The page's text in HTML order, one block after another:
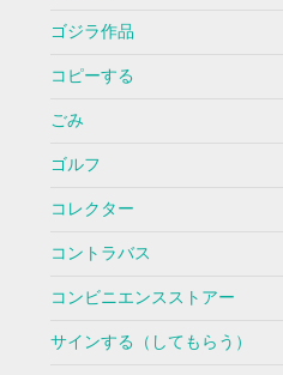
ゴジラ作品
コピーする
ごみ
ゴルフ
コレクター
コントラバス
コンビニエンスストアー
サインする（してもらう）